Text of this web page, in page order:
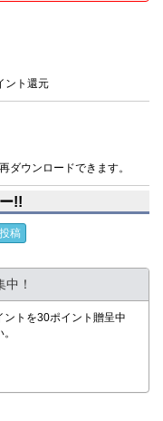
ント還元
ダウンロードできます。
!!
稿
！
トを30ポイント贈呈中